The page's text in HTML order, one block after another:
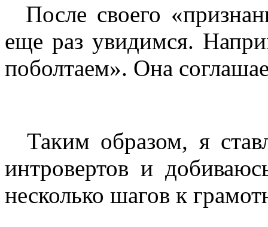
После своего
еще раз увидимся.
поболтаем». Она
Таким образом, я
интровертов и
несколько шагов к